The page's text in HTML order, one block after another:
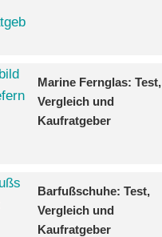
Marine Fernglas: Test,
Vergleich und
Kaufratgeber
Barfußschuhe: Test,
Vergleich und
Kaufratgeber